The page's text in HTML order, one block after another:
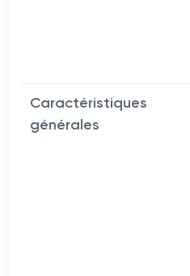
Caractéristiques
générales